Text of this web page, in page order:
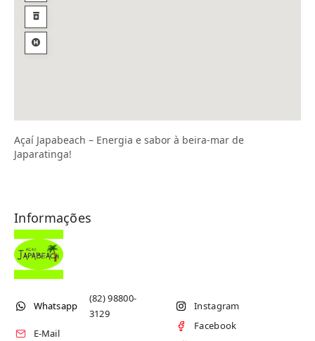
Açaí Japabeach – Energia e sabor à beira-mar de
Japaratinga!
Informações
Whatsapp
(82) 98800-
3129
E-Mail
Instagram
Facebook